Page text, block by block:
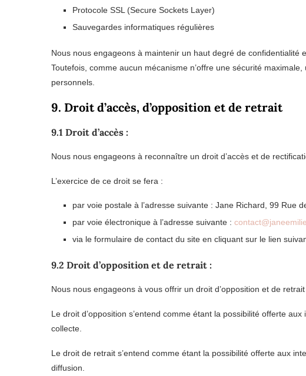
Protocole SSL (Secure Sockets Layer)
Sauvegardes informatiques régulières
Nous nous engageons à maintenir un haut degré de confidentialité
Toutefois, comme aucun mécanisme n’offre une sécurité
personnels.
9. Droit d’accès, d’opposition et de retrait
9.1 Droit d’accès :
Nous nous engageons à reconnaître un droit d’accès et de
L’exercice de ce droit se fera :
par voie postale à l’adresse suivante : Jane Richard, 99 Rue
par voie électronique à l’adresse suivante :
via le formulaire de contact du site en cliquant sur le lien
9.2 Droit d’opposition et de retrait :
Nous nous engageons à vous offrir un droit d’opposition et de
Le droit d’opposition s’entend comme étant la possibilité offerte
collecte.
Le droit de retrait s’entend comme étant la possibilité offerte aux
diffusion.